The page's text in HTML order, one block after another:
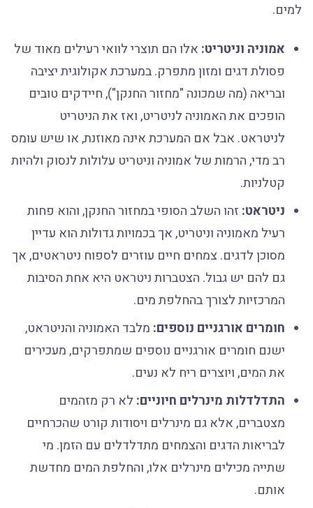
למים.
אמוניה וניטריט:אלו הם תוצרי לוואי רעילים מאוד של
פסולת דגים ומזון מתפרק. במערכת אקולוגית יציבה
ובריאה (מה שמכונה "מחזור החנקן"), חיידקים טובים
הופכים את האמוניה לניטריט, ואז את הניטריט
לניטראט. אבל אם המערכת אינה מאוזנת, או שיש עומס
רב מדי, הרמות של אמוניה וניטריט עלולות לנסוק ולהיות
קטלניות.
ניטראט:זהו השלב הסופי במחזור החנקן, והוא פחות
רעיל מאמוניה וניטריט, אך בכמויות גדולות הוא עדיין
מסוכן לדגים. צמחים חיים עוזרים לספוח ניטראטים, אך
גם להם יש גבול. הצטברות ניטראט היא אחת הסיבות
המרכזיות לצורך בהחלפת מים.
חומרים אורגניים נוספים:מלבד האמוניה והניטראט,
ישנם חומרים אורגניים נוספים שמתפרקים, מעכירים
את המים, ויוצרים ריח לא נעים.
התדלדלות מינרלים חיוניים:לא רק מזהמים
מצטברים, אלא גם מינרלים ויסודות קורט שהכרחיים
לבריאות הדגים והצמחים מתדלדלים עם הזמן. מי
שתייה מכילים מינרלים אלו, והחלפת המים מחדשת
אותם.